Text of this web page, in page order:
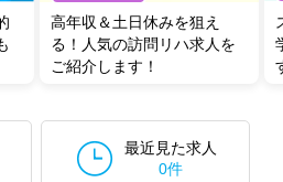
す。
方は
人気の希望条件をピックアップし
。
況の確認も、お気軽にご相談くださ
高年収＆土日休みを狙え
る！人気の訪問リハ求人を
ご紹介します！
最近見た求人
0件